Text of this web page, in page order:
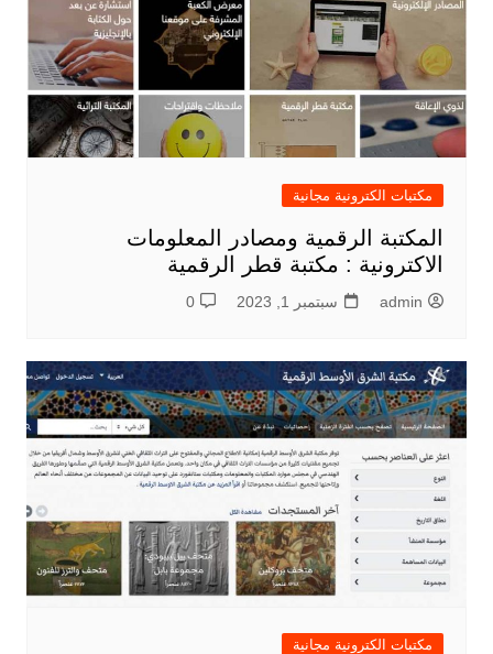
مكتبات الكترونية مجانية
المكتبة الرقمية ومصادر المعلومات
الاكترونية : مكتبة قطر الرقمية
admin سبتمبر 1, 2023 0
مكتبات الكترونية مجانية